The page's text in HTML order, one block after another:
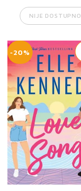
NIJE DOSTUPNO
-20%